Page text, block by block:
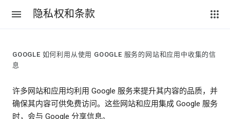
隐私权和条款
GOOGLE 如何利用从使用 GOOGLE 服务的网站和应用中收集的信
息
许多网站和应用均利用 Google 服务来提升其内容的品质，并
确保其内容可供免费访问。这些网站和应用集成 Google 服务
时，会与 Google 分享信息。